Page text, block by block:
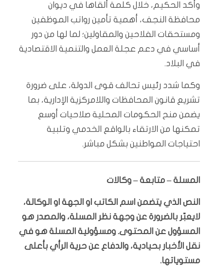
وأكد الحكيم، خلال كلمة ألقاها في ديوان
محافظة النجف، أهمية تأمين رواتب الموظفين
ومستحقات الفلاحين والمقاولين؛ لما لها من دور
أساسي في دعم عجلة العمل والتنمية الاقتصادية
في البلاد.
وكما شدد رئيس تحالف قوى الدولة، على ضرورة
تشريع قانون المحافظات واللامركزية الإدارية، بما
يضمن منح الحكومات المحلية صلاحيات أوسع
تمكنها من الارتقاء بالواقع الخدمي وتلبية
احتياجات المواطنين بشكل مباشر.
المسلة – متابعة – وكالات
النص الذي يتضمن اسم الكاتب او الجهة او الوكالة،
لايعبّر بالضرورة عن وجهة نظر المسلة، والمصدر هو
المسؤول عن المحتوى. ومسؤولية المسلة هو في
نقل الأخبار بحيادية، والدفاع عن حرية الرأي بأعلى
مستوياتها.